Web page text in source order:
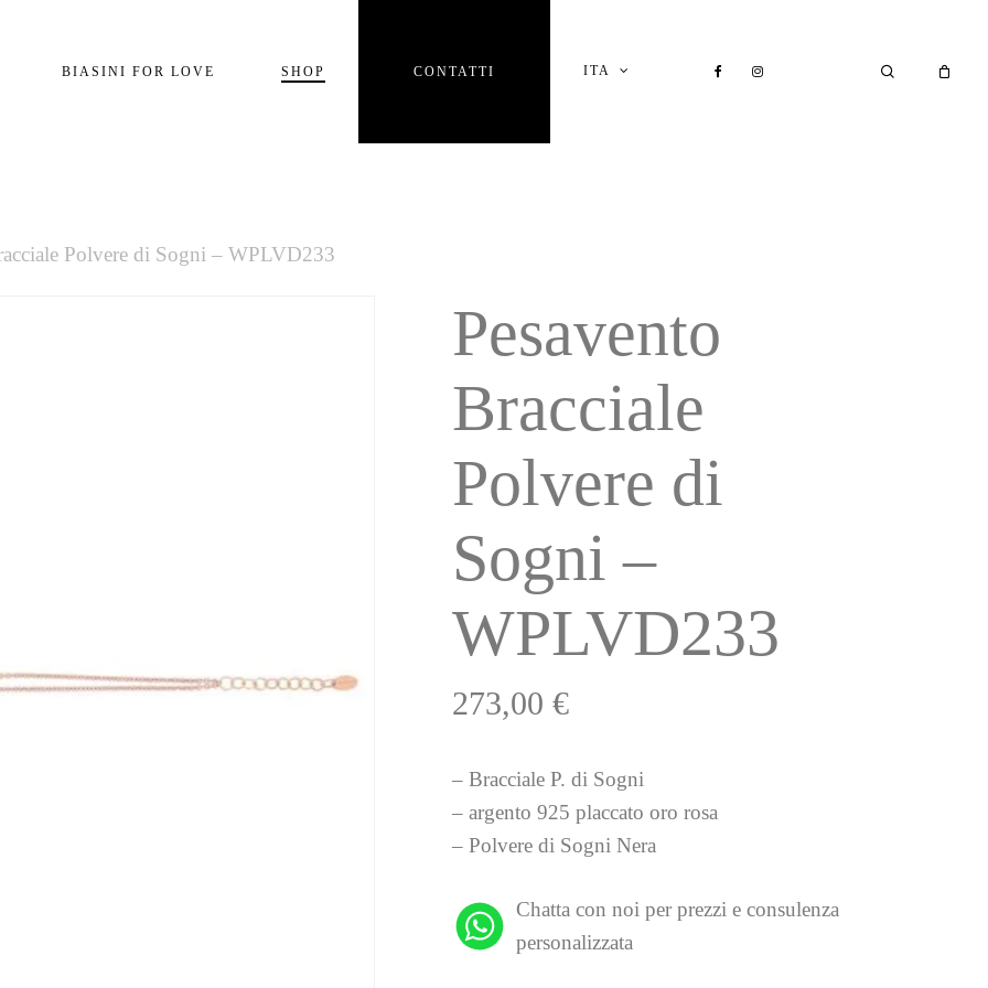
BIASINI FOR LOVE SHOP CONTATTI ITA FACEBOOKINSTAGRAM SEARCH
Polvere di Sogni – WPLVD233
Pesavento
Bracciale
Polvere di
Sogni –
WPLVD233
273,00€
– Bracciale P. di Sogni
– argento 925 placcato oro rosa
– Polvere di Sogni Nera
Chatta con noi per prezzi e consulenza
personalizzata